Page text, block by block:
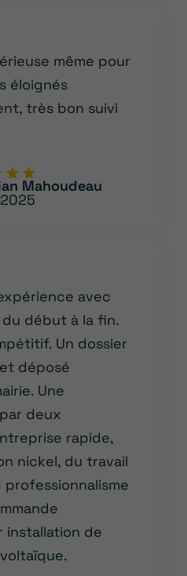
même pour
éloignés
très bon suivi
Mahoudeau
avec
début à la fin.
Un dossier
déposé
Une
deux
rapide,
nickel, du travail
installation de